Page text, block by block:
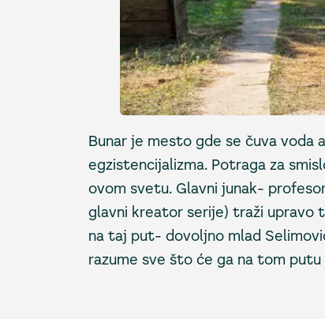
Bunar je mesto gde se čuva voda
egzistencijalizma. Potraga za
ovom svetu. Glavni junak-
glavni kreator serije) traži upravo
na taj put- dovoljno mlad
razume sve što će ga na tom